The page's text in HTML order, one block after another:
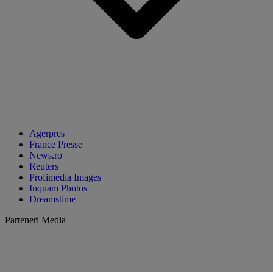
Agerpres
France Presse
News.ro
Reuters
Profimedia Images
Inquam Photos
Dreamstime
Parteneri Media